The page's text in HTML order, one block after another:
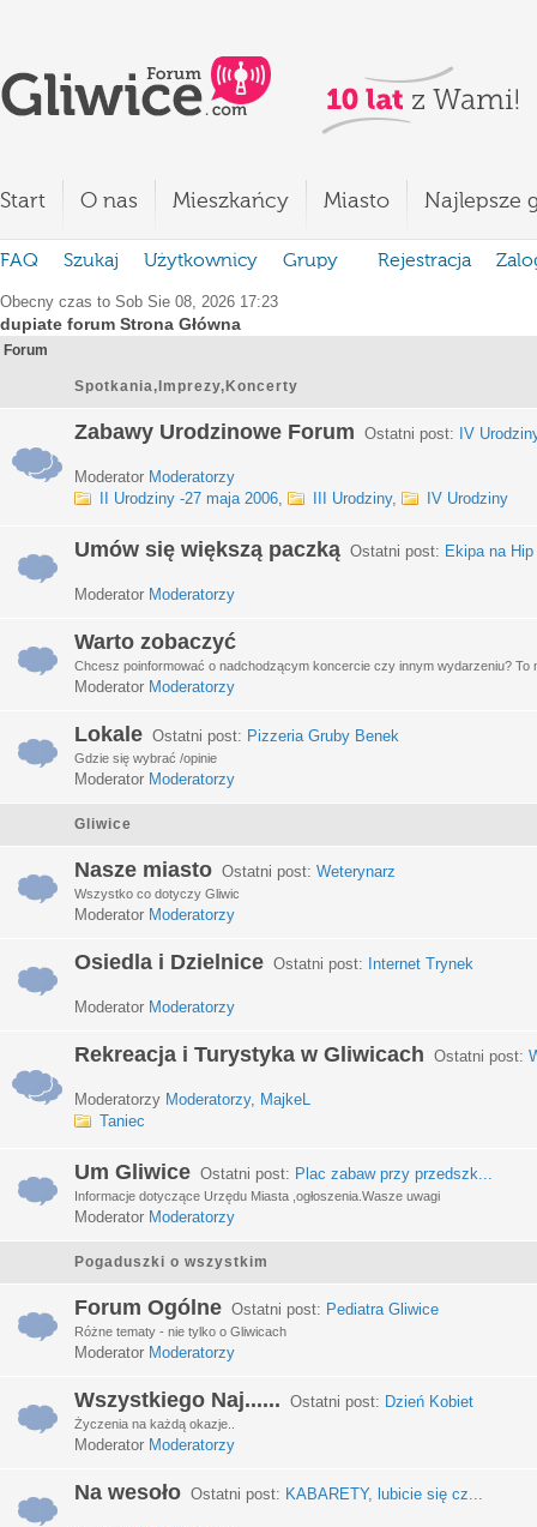
Start O nas Mieszkańcy Miasto Najlepsze
FAQ Szukaj Użytkownicy Grupy Rejestracja
Obecny czas to Sob Sie 08, 2026 17:23
dupiate forum Strona Główna
Forum
Spotkania,Imprezy,Koncerty
Zabawy Urodzinowe Forum Ostatni post: IV
Moderator Moderatorzy
II Urodziny -27 maja 2006, III Urodziny, IV Urodziny
Umów się większą paczką Ostatni post: Ekipa na
Moderator Moderatorzy
Warto zobaczyć
Chcesz poinformować o nadchodzącym koncercie czy innym wydarzeniu? To
Moderator Moderatorzy
Lokale Ostatni post: Pizzeria Gruby Benek
Gdzie się wybrać /opinie
Moderator Moderatorzy
Gliwice
Nasze miasto Ostatni post: Weterynarz
Wszystko co dotyczy Gliwic
Moderator Moderatorzy
Osiedla i Dzielnice Ostatni post: Internet Trynek
Moderator Moderatorzy
Rekreacja i Turystyka w Gliwicach Ostatni post:
Moderatorzy Moderatorzy, MajkeL
Taniec
Um Gliwice Ostatni post: Plac zabaw przy przedszk...
Informacje dotyczące Urzędu Miasta ,ogłoszenia.Wasze uwagi
Moderator Moderatorzy
Pogaduszki o wszystkim
Forum Ogólne Ostatni post: Pediatra Gliwice
Różne tematy - nie tylko o Gliwicach
Moderator Moderatorzy
Wszystkiego Naj...... Ostatni post: Dzień Kobiet
Życzenia na każdą okazje..
Moderator Moderatorzy
Na wesoło Ostatni post: KABARETY, lubicie się cz...